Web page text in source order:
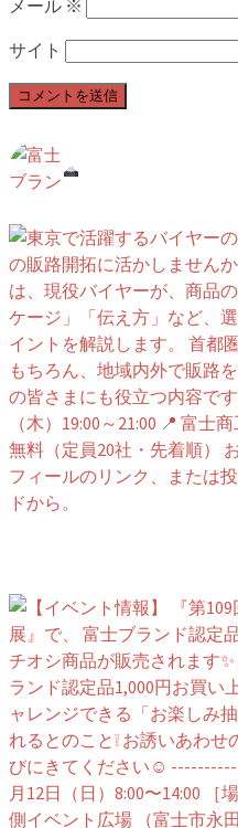
メール ※
サイト